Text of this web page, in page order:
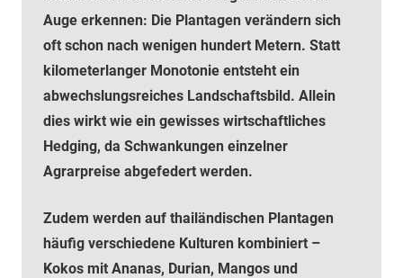
Auge erkennen: Die Plantagen verändern sich
oft schon nach wenigen hundert Metern. Statt
kilometerlanger Monotonie entsteht ein
abwechslungsreiches Landschaftsbild. Allein
dies wirkt wie ein gewisses wirtschaftliches
Hedging, da Schwankungen einzelner
Agrarpreise abgefedert werden.
Zudem werden auf thailändischen Plantagen
häufig verschiedene Kulturen kombiniert –
Kokos mit Ananas, Durian, Mangos und